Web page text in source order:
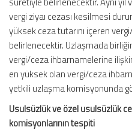
vergi ziyaı cezası kesilmesi
yüksek ceza tutarını içeren
belirlenecektir. Uzlaşmada
vergi/ceza ihbarnamelerine
en yüksek olan vergi/ceza
yetkili uzlaşma komisyonunda
Usulsüzlük ve özel usulsüzlük
komisyonlarının tespiti